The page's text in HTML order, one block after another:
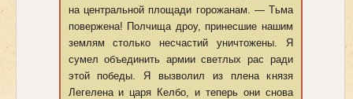
на центральной площади горожанам. — Тьма
повержена! Полчища дроу, принесшие нашим
землям столько несчастий уничтожены. Я
сумел объединить армии светлых рас ради
этой победы. Я вызволил из плена князя
Легелена и царя Келбо, и теперь они снова